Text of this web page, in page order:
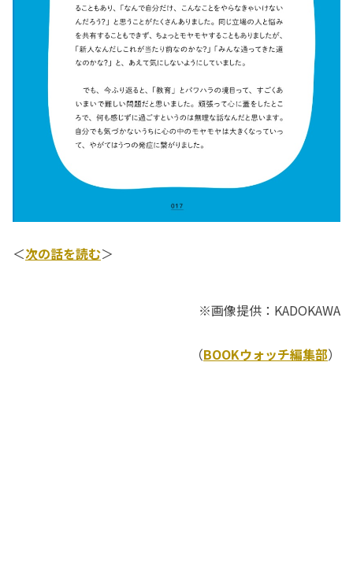
＜次の話を読む＞
※画像提供：KADOKAWA
（BOOKウォッチ編集部）